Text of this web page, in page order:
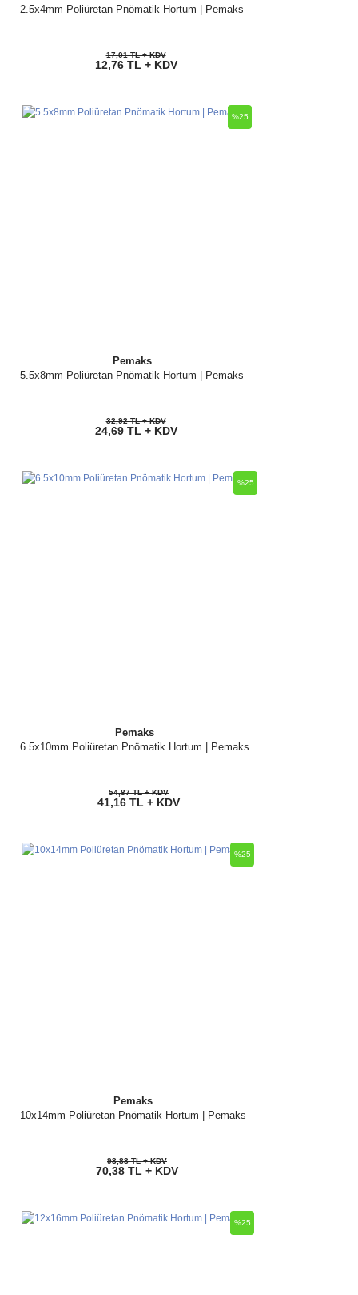
2.5x4mm Poliüretan Pnömatik Hortum | Pemaks
17,01 TL + KDV
12,76 TL + KDV
Pemaks
5.5x8mm Poliüretan Pnömatik Hortum | Pemaks
%25
32,92 TL + KDV
24,69 TL + KDV
Pemaks
6.5x10mm Poliüretan Pnömatik Hortum | Pemaks
%25
54,87 TL + KDV
41,16 TL + KDV
Pemaks
10x14mm Poliüretan Pnömatik Hortum | Pemaks
%25
93,83 TL + KDV
70,38 TL + KDV
%25